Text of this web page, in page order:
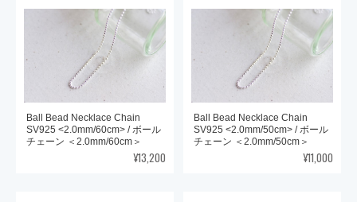
Ball Bead Necklace Chain
SV925 <2.0mm/60cm> / ボール
チェーン ＜2.0mm/60cm＞
¥13,200
Ball Bead Necklace Chain
SV925 <2.0mm/50cm> / ボール
チェーン ＜2.0mm/50cm＞
¥11,000